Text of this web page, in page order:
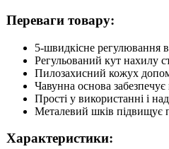
Переваги товару:
5-швидкісне регулювання
Регульований кут нахилу
Пилозахисний кожух
Чавунна основа забезпечує
Прості у використанні і
Металевий шків підвищує
Характеристики: